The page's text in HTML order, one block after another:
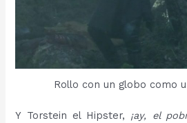
Rollo con un globo como
Y Torstein el Hipster, ¡ay, el